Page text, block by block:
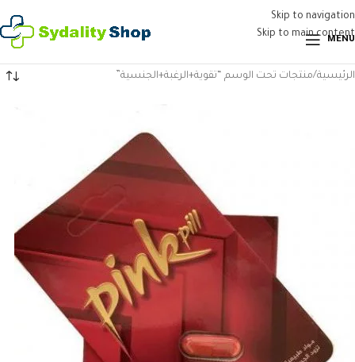
Skip to navigation
Skip to main content
MENU
الرئيسية منتجات تحت الوسم “تقوية+الرغبة+الجنسية”